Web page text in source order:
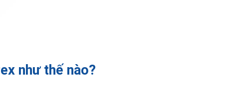
như thế nào?